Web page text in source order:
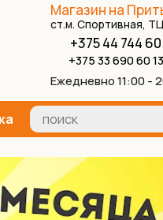
Магазин на
ст.м. Спортивная,
+375 44 744 60
+375 33 690 60 13
Ежедневно 11:00 -